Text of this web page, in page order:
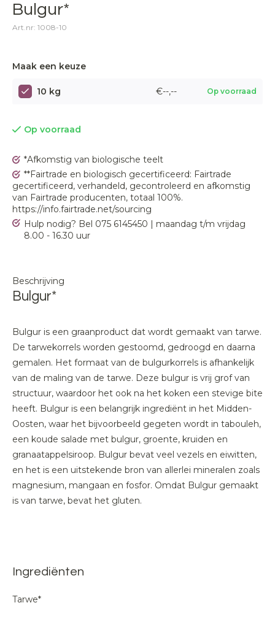
Bulgur*
Art.nr: 1008-10
Maak een keuze
10 kg €--,-- Op voorraad
Op voorraad
*Afkomstig van biologische teelt
**Fairtrade en biologisch gecertificeerd: Fairtrade
gecertificeerd, verhandeld, gecontroleerd en afkomstig
van Fairtrade producenten, totaal 100%.
https://info.fairtrade.net/sourcing
Hulp nodig? Bel 075 6145450 | maandag t/m vrijdag
8.00 - 16.30 uur
Beschrijving
Bulgur*
Bulgur is een graanproduct dat wordt gemaakt van tarwe.
De tarwekorrels worden gestoomd, gedroogd en daarna
gemalen. Het formaat van de bulgurkorrels is afhankelijk
van de maling van de tarwe. Deze bulgur is vrij grof van
structuur, waardoor het ook na het koken een stevige bite
heeft. Bulgur is een belangrijk ingrediënt in het Midden-
Oosten, waar het bijvoorbeeld gegeten wordt in tabouleh,
een koude salade met bulgur, groente, kruiden en
granaatappelsiroop. Bulgur bevat veel vezels en eiwitten,
en het is een uitstekende bron van allerlei mineralen zoals
magnesium, mangaan en fosfor. Omdat Bulgur gemaakt
is van tarwe, bevat het gluten.
Ingrediënten
Tarwe*